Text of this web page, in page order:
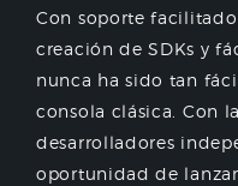
Con soporte facilitado
creación de SDKs y
nunca ha sido tan
consola clásica. Con
desarrolladores
oportunidad de